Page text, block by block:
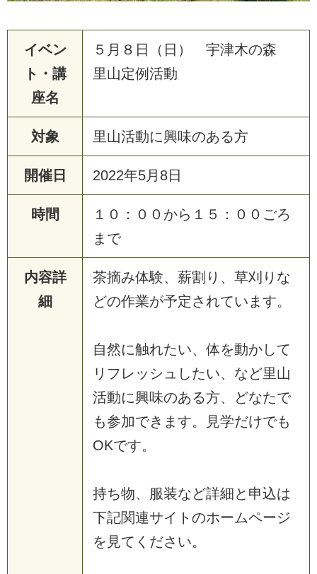
イベン
ト・講
座名
５月８日（日） 宇津木の森
里山定例活動
対象 里山活動に興味のある方
開催日 2022年5月 8日
時間 １ ０ ： ０ ０ から １ ５ ： ０ ０ ごろ
ま で
内容詳
細
茶摘み体験、 薪割 り 、 草刈 り な
どの作業が予定さ れてい ま す。
自然に触れたい、 体を動かして
リ フ レ ッ シ ュ したい、 など里山
活動に興味のある方、 どなたで
も参加でき ま す。 見学だけでも
OKです。
持ち物、 服装など詳細と 申込は
下記関連サイ ト のホームページ
を 見て く ださ い。